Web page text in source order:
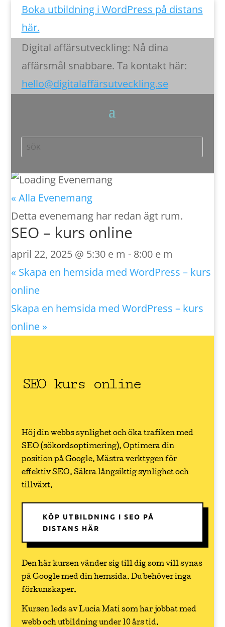
Boka utbildning i WordPress på distans
här.
Digital affärsutveckling: Nå dina
affärsmål snabbare. Ta kontakt här:
hello@digitalaffärsutveckling.se
« Alla Evenemang
Detta evenemang har redan ägt rum.
SEO – kurs online
april 22, 2025 @ 5:30 e m - 8:00 e m
« Skapa en hemsida med WordPress – kurs
online
Skapa en hemsida med WordPress – kurs
online »
SEO kurs online
Höj din webbs synlighet och öka trafiken med
SEO (sökordsoptimering). Optimera din
position på Google. Mästra verktygen för
effektiv SEO. Säkra långsiktig synlighet och
tillväxt.
KÖP UTBILDNING I SEO PÅ
DISTANS HÄR
Den här kursen vänder sig till dig som vill synas
på Google med din hemsida. Du behöver inga
förkunskaper.
Kursen leds av Lucia Mati som har jobbat med
webb och utbildning under 10 års tid.